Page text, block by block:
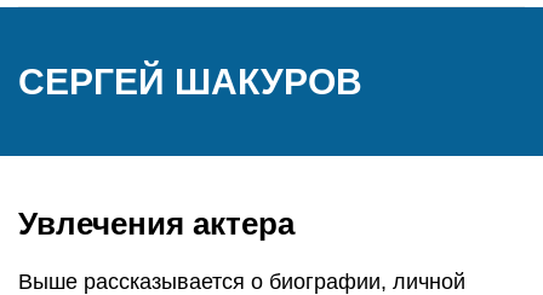
СЕРГЕЙ ШАКУРОВ
Увлечения актера
Выше рассказывается о биографии, личной